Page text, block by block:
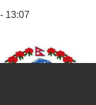
13:07